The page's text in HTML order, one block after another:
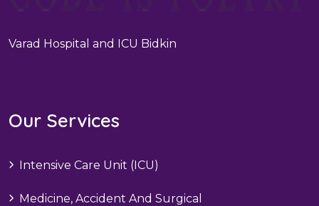
Varad Hospital and ICU Bidkin
Our Services
Intensive Care Unit (ICU)
Medicine, Accident And Surgical